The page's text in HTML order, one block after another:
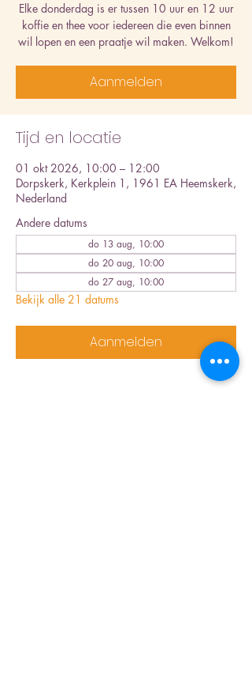
Elke donderdag is er tussen 10 uur en 12 uur
koffie en thee voor iedereen die even binnen
wil lopen en een praatje wil maken. Welkom!
Aanmelden
Tijd en locatie
01 okt 2026, 10:00 – 12:00
Dorpskerk, Kerkplein 1, 1961 EA Heemskerk,
Nederland
Andere datums
do 13 aug, 10:00
do 20 aug, 10:00
do 27 aug, 10:00
Bekijk alle 21 datums
Aanmelden